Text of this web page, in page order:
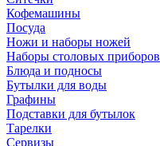
Кофемашины
Посуда
Ножи и наборы ножей
Наборы столовых приборов
Блюда и подносы
Бутылки для воды
Графины
Подставки для бутылок
Тарелки
Сервизы